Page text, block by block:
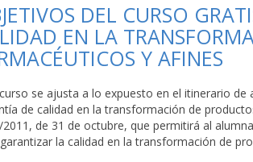
DEL CURSO
EN LA
Y AFINES
se ajusta a lo expuesto en el itinerario
de calidad en la transformación de
2011, de 31 de octubre, que permitirá al
la calidad en la transformación de